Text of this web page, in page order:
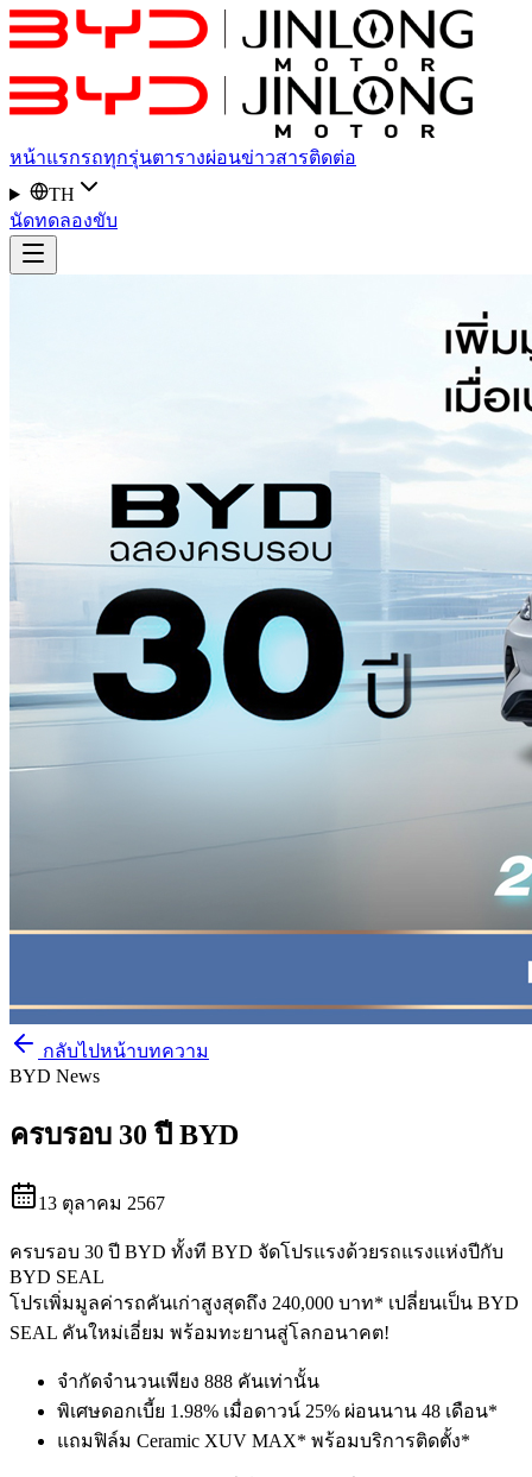
หน้าแรกรถทุกรุ่นตารางผ่อนข่าวสารติดต่อ
TH
นัดทดลองขับ
กลับไปหน้าบทความ
BYD News
ครบรอบ 30 ปี BYD
13 ตุลาคม 2567
ครบรอบ 30 ปี BYD ทั้งที BYD จัดโปรแรงด้วยรถแรงแห่งปีกับ
BYD SEAL
โปรเพิ่มมูลค่ารถคันเก่าสูงสุดถึง 240,000 บาท* เปลี่ยนเป็น BYD
SEAL คันใหม่เอี่ยม พร้อมทะยานสู่โลกอนาคต!
จำกัดจำนวนเพียง 888 คันเท่านั้น
พิเศษดอกเบี้ย 1.98% เมื่อดาวน์ 25% ผ่อนนาน 48 เดือน*
แถมฟิล์ม Ceramic XUV MAX* พร้อมบริการติดตั้ง*